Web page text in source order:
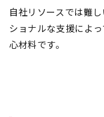
自社リソースでは難
ショナルな支援によ
心材料です。